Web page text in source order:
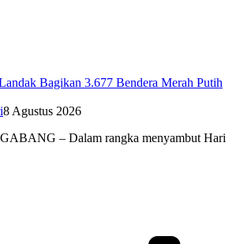
Bagikan 3.677 Bendera Merah Putih
8 Agustus 2026
– Dalam rangka menyambut Hari